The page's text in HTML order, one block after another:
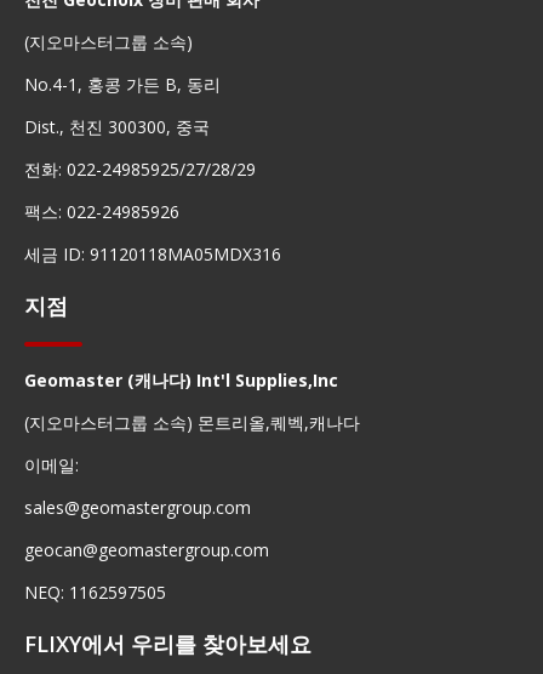
(지오마스터그룹 소속)
No.4-1, 홍콩 가든 B, 동리
Dist., 천진 300300, 중국
전화: 022-24985925/27/28/29
팩스: 022-24985926
세금 ID: 91120118MA05MDX316
지점
Geomaster (캐나다) Int'l Supplies,Inc
(지오마스터그룹 소속) 몬트리올,퀘벡,캐나다
이메일:
sales@geomastergroup.com
geocan@geomastergroup.com
NEQ: 1162597505
FLIXY에서 우리를 찾아보세요